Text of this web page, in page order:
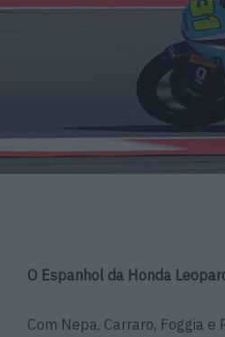
O Espanhol da Honda
Com Nepa, Carraro, Foggia